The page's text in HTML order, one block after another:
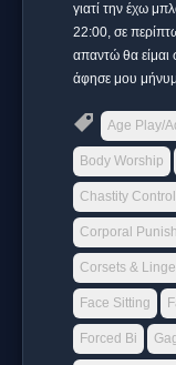
γιατί την έχω
22:00, σε
απαντώ θα είμαι
άφησε μου
Age Play/
Body Worship
Chastity Control
Corporal
Corsets &
Face Sitting
Forced Bi